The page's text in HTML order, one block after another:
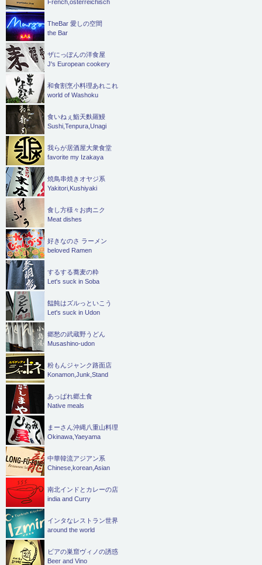
French,österreichisch
TheBar 愛しの空間
the Bar
ザにっぽんの洋食屋
J's European cookery
和食割烹小料理あれこれ
world of Washoku
食いねぇ鮨天麩羅鰻
Sushi,Tenpura,Unagi
我らが居酒屋大衆食堂
favorite my Izakaya
焼鳥串焼きオヤジ系
Yakitori,Kushiyaki
食し方様々お肉ニク
Meat dishes
好きなのさ ラーメン
beloved Ramen
するする蕎麦の粋
Let's suck in Soba
饂飩はズルっといこう
Let's suck in Udon
郷愁の武蔵野うどん
Musashino-udon
粉もんジャンク路面店
Konamon,Junk,Stand
あっぱれ郷土食
Native meals
まーさん沖縄八重山料理
Okinawa,Yaeyama
中華韓流アジアン系
Chinese,korean,Asian
南北インドとカレーの店
india and Curry
インタなレストラン世界
around the world
ビアの巣窟ヴィノの誘惑
Beer and Vino